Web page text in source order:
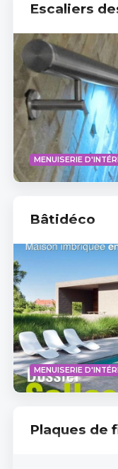
Escaliers
MENUISERIE
Bâtidéco
MENUISERIE
Plaques de